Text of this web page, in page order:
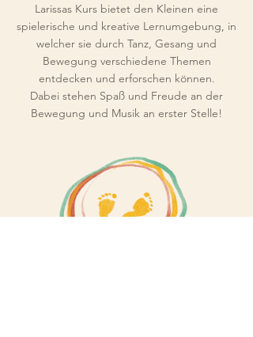
Larissas Kurs bietet den Kleinen eine
spielerische und kreative Lernumgebung, in
welcher sie durch Tanz, Gesang und
Bewegung verschiedene Themen
entdecken und erforschen können.
Dabei stehen Spaß und Freude an der
Bewegung und Musik an erster Stelle!